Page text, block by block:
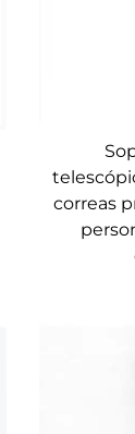
correas